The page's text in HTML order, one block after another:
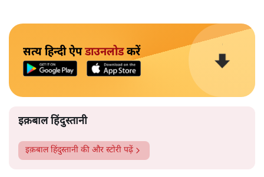
सत्य हिन्दी ऐपडाउनलोडकरें
इक़बाल हिंदुस्तानी
इक़बाल हिंदुस्तानी की और स्टोरी पढ़ें